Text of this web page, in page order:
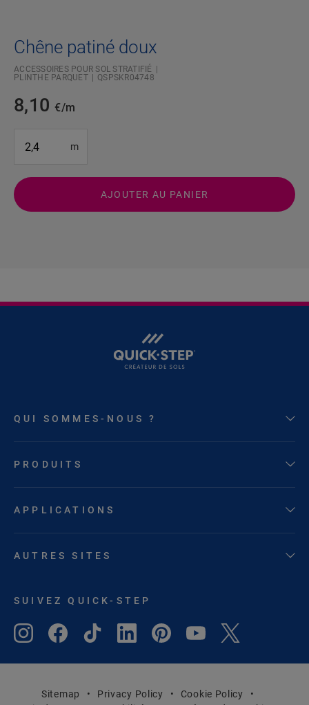
Chêne patiné doux
ACCESSOIRES POUR SOL STRATIFIÉ
PLINTHE PARQUET
QSPSKR04748
8,10€/m
m
AJOUTER AU PANIER
QUI SOMMES-NOUS ?
PRODUITS
APPLICATIONS
AUTRES SITES
SUIVEZ QUICK-STEP
Sitemap Privacy Policy
Cookie Policy